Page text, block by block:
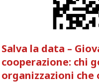
Salva la data –
cooperazione: chi
organizzazioni che